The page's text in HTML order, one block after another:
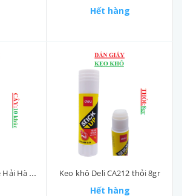
Hết hàng
Chì khúc Classmate Hải Hà CL-NP101 Keo khô Deli CA212 thỏi 8gr
Hết hàng